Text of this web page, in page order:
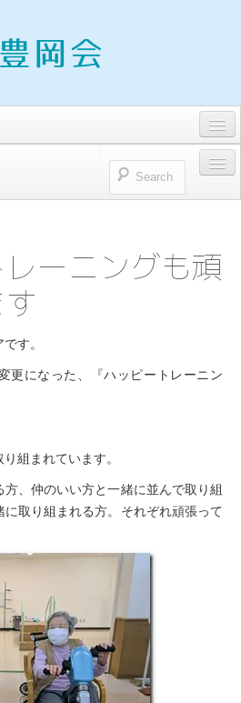
ーニングも頑
す。
更になった、『ハッピートレーニン
組まれています。
、仲のいい方と一緒に並んで取り組
に取り組まれる方。それぞれ頑張って